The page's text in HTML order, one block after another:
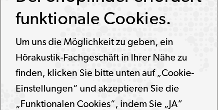
funktionale Cookies.
Um uns die Möglichkeit zu geben, ein
Hörakustik-Fachgeschäft in Ihrer Nähe zu
finden, klicken Sie bitte unten auf „Cookie-
Einstellungen“ und akzeptieren Sie die
„Funktionalen Cookies“, indem Sie „JA“